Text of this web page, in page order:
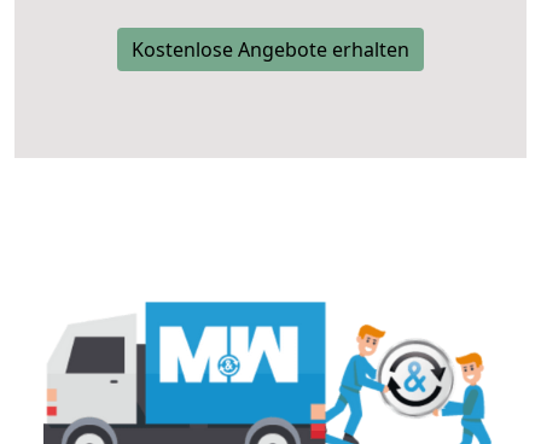
Kostenlose Angebote erhalten